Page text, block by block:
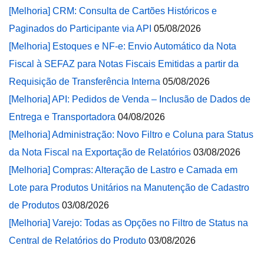
[Melhoria] CRM: Consulta de Cartões Históricos e
Paginados do Participante via API 05/08/2026
[Melhoria] Estoques e NF-e: Envio Automático da Nota
Fiscal à SEFAZ para Notas Fiscais Emitidas a partir da
Requisição de Transferência Interna 05/08/2026
[Melhoria] API: Pedidos de Venda – Inclusão de Dados de
Entrega e Transportadora 04/08/2026
[Melhoria] Administração: Novo Filtro e Coluna para Status
da Nota Fiscal na Exportação de Relatórios 03/08/2026
[Melhoria] Compras: Alteração de Lastro e Camada em
Lote para Produtos Unitários na Manutenção de Cadastro
de Produtos 03/08/2026
[Melhoria] Varejo: Todas as Opções no Filtro de Status na
Central de Relatórios do Produto 03/08/2026